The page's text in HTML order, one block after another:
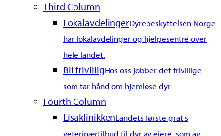
Third Column
LokalavdelingerDyrebeskyttelsen Norge
har lokalavdelinger og hjelpesentre over
hele landet.
Bli frivilligHos oss jobber det frivillige
som tar hånd om hjemløse dyr
Fourth Column
LisaklinikkenLandets første gratis
veterinærtilbud til dyr av eiere, som av